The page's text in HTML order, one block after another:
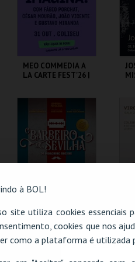
à BOL!
site utiliza cookies essenciais
cookies que nos
como a plataforma é utilizada
COMPRAR
MEO COMMEDIA A
LA CARTE FEST'26 |
MAIS INFO
COMPRAR
O BARBEIRO DE
SEVILHA | ÓPERA
DE GIOACHINO
ROSSINI
COLISEU DE LISBOA
O evento escolhido